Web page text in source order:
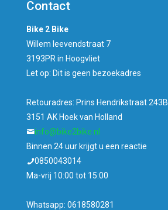
Contact
Bike 2 Bike
Willem leevendstraat 7
3193PR in Hoogvliet
Let op: Dit is geen bezoekadres
Retouradres: Prins Hendrikstraat 243B
3151 AK Hoek van Holland
info@bike2bike.nl
Binnen 24 uur krijgt u een reactie
0850043014
Ma-vrij 10:00 tot 15:00
Whatsapp: 0618580281